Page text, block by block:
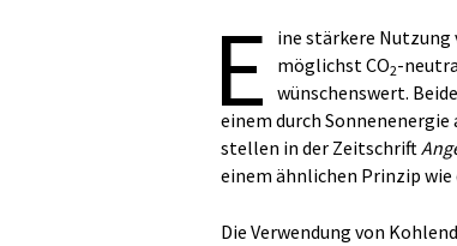
E
ine stärkere Nutzung
möglichst CO2-
wünschenswert.
einem durch
stellen in der Zeitschrift
einem ähnlichen Prinzip
Die Verwendung von